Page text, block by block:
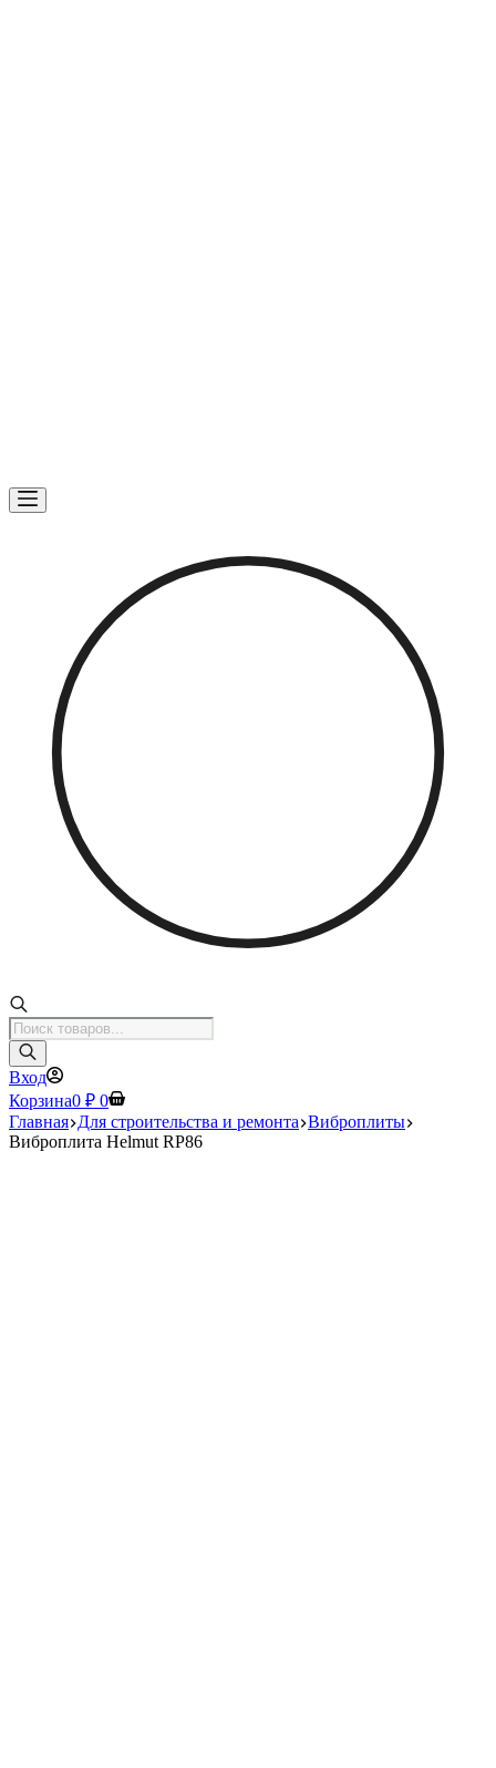
Поиск
товаров
Вход
Корзина0 ₽ 0
Главная Для строительства и ремонта Виброплиты
Виброплита Helmut RP86